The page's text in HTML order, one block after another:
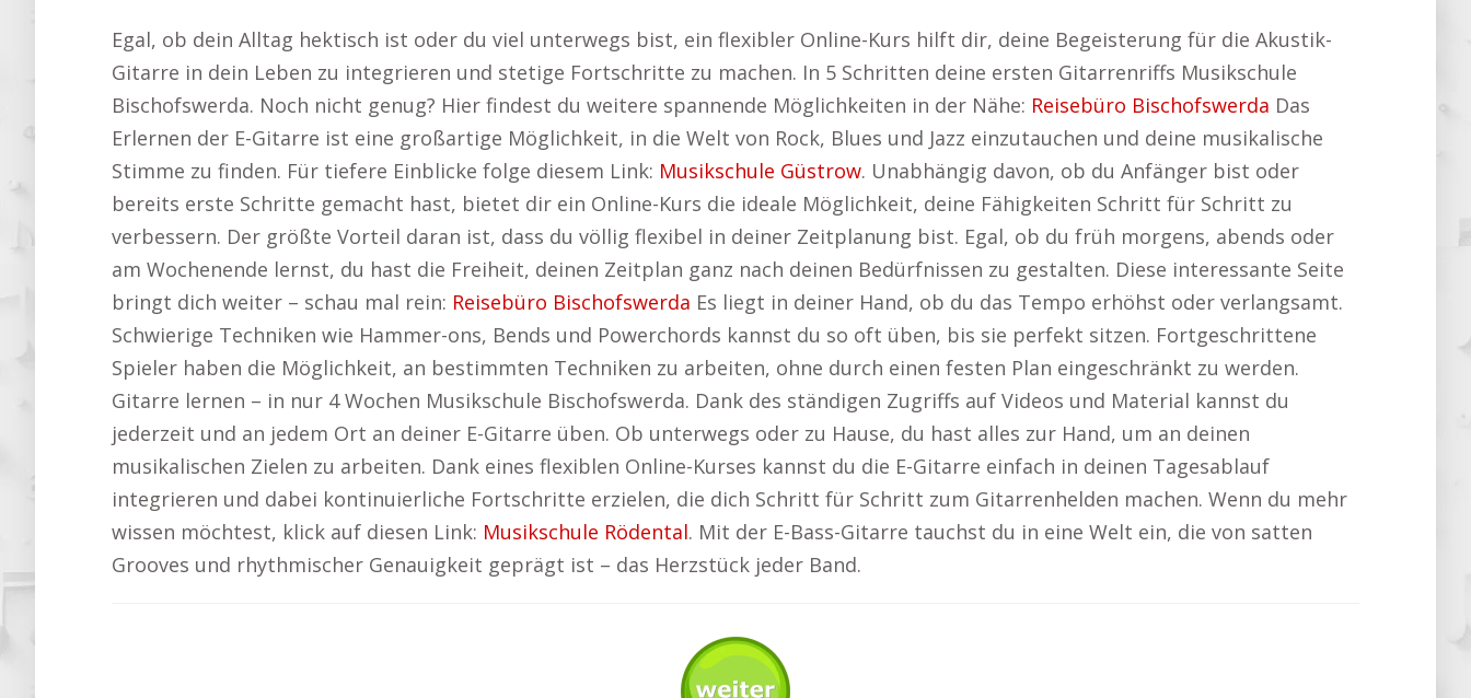
Egal, ob dein Alltag hektisch ist oder du viel unterwegs bist, ein flexibler Online-Kurs hilft dir, deine Begeisterung für die Akustik-
Gitarre in dein Leben zu integrieren und stetige Fortschritte zu machen. In 5 Schritten deine ersten Gitarrenriffs Musikschule
Bischofswerda. Noch nicht genug? Hier findest du weitere spannende Möglichkeiten in der Nähe: Reisebüro Bischofswerda Das
Erlernen der E-Gitarre ist eine großartige Möglichkeit, in die Welt von Rock, Blues und Jazz einzutauchen und deine musikalische
Stimme zu finden. Für tiefere Einblicke folge diesem Link: Musikschule Güstrow. Unabhängig davon, ob du Anfänger bist oder
bereits erste Schritte gemacht hast, bietet dir ein Online-Kurs die ideale Möglichkeit, deine Fähigkeiten Schritt für Schritt zu
verbessern. Der größte Vorteil daran ist, dass du völlig flexibel in deiner Zeitplanung bist. Egal, ob du früh morgens, abends oder
am Wochenende lernst, du hast die Freiheit, deinen Zeitplan ganz nach deinen Bedürfnissen zu gestalten. Diese interessante Seite
bringt dich weiter – schau mal rein: Reisebüro Bischofswerda Es liegt in deiner Hand, ob du das Tempo erhöhst oder verlangsamt.
Schwierige Techniken wie Hammer-ons, Bends und Powerchords kannst du so oft üben, bis sie perfekt sitzen. Fortgeschrittene
Spieler haben die Möglichkeit, an bestimmten Techniken zu arbeiten, ohne durch einen festen Plan eingeschränkt zu werden.
Gitarre lernen – in nur 4 Wochen Musikschule Bischofswerda. Dank des ständigen Zugriffs auf Videos und Material kannst du
jederzeit und an jedem Ort an deiner E-Gitarre üben. Ob unterwegs oder zu Hause, du hast alles zur Hand, um an deinen
musikalischen Zielen zu arbeiten. Dank eines flexiblen Online-Kurses kannst du die E-Gitarre einfach in deinen Tagesablauf
integrieren und dabei kontinuierliche Fortschritte erzielen, die dich Schritt für Schritt zum Gitarrenhelden machen. Wenn du mehr
wissen möchtest, klick auf diesen Link: Musikschule Rödental. Mit der E-Bass-Gitarre tauchst du in eine Welt ein, die von satten
Grooves und rhythmischer Genauigkeit geprägt ist – das Herzstück jeder Band.